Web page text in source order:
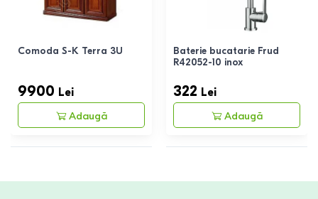
Comoda S-K Terra 3U
9900 Lei
Adaugă
Baterie bucatarie Frud
R42052-10 inox
322 Lei
Adaugă